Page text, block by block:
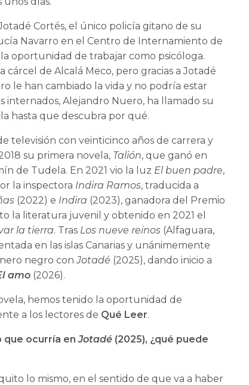
Cortés, el único policía gitano de su
Navarro en el Centro de Internamiento de
oportunidad de trabajar como psicóloga.
de Alcalá Meco, pero gracias a Jotadé
le han cambiado la vida y no podría estar
internados, Alejandro Nuero, ha llamado su
hasta que descubra por qué.
televisión con veinticinco años de carrera y
su primera novela, Talión, que ganó en
de Tudela. En 2021 vio la luz El buen padre,
la inspectora Indira Ramos, traducida a
(2022) e Indira (2023), ganadora del Premio
la literatura juvenil y obtenido en 2021 el
la tierra. Tras Los nueve reinos (Alfaguara,
en las islas Canarias y unánimemente
negro conJotadé (2025), dando inicio a
amo (2026).
hemos tenido la oportunidad de
a los lectores de Qué Leer.
que ocurría enJotadé (2025), ¿qué puede
lo mismo, en el sentido de que va a haber